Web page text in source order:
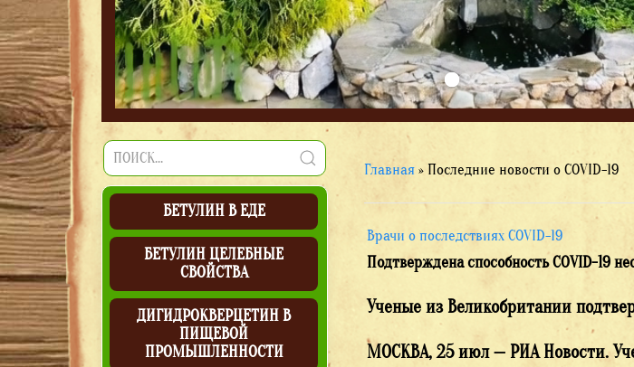
БЕТУЛИН В ЕДЕ
БЕТУЛИН ЦЕЛЕБНЫЕ
СВОЙСТВА
ДИГИДРОКВЕРЦЕТИН В
ПИЩЕВОЙ
ПРОМЫШЛЕННОСТИ
Главная » Последние новости о COVID-19
Врачи о последствиях COVID-19
Подтверждена способность COVID-19
Ученые из Великобритании
МОСКВА, 25 июл — РИА Новости.